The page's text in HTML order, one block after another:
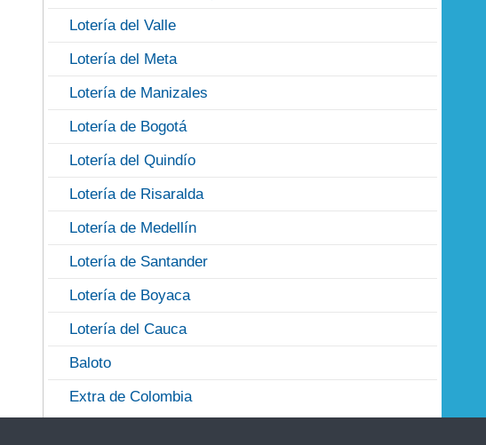
Lotería del Valle
Lotería del Meta
Lotería de Manizales
Lotería de Bogotá
Lotería del Quindío
Lotería de Risaralda
Lotería de Medellín
Lotería de Santander
Lotería de Boyaca
Lotería del Cauca
Baloto
Extra de Colombia